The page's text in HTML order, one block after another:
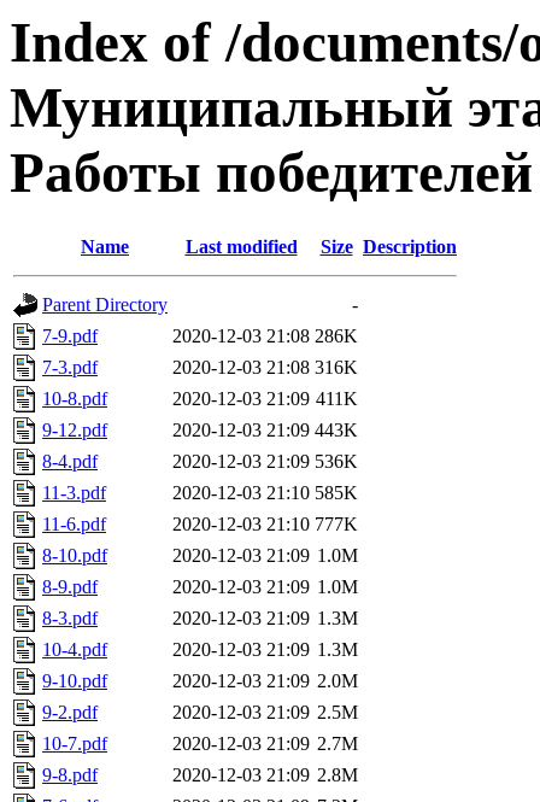
Index of /
Муниципальный
Работы
Name Last modified Size Description
Parent Directory
-
7-9.pdf
2020-12-03 21:08 286K
7-3.pdf
2020-12-03 21:08 316K
10-8.pdf
2020-12-03 21:09 411K
9-12.pdf
2020-12-03 21:09 443K
8-4.pdf
2020-12-03 21:09 536K
11-3.pdf
2020-12-03 21:10 585K
11-6.pdf
2020-12-03 21:10 777K
8-10.pdf
2020-12-03 21:09 1.0M
8-9.pdf
2020-12-03 21:09 1.0M
8-3.pdf
2020-12-03 21:09 1.3M
10-4.pdf
2020-12-03 21:09 1.3M
9-10.pdf
2020-12-03 21:09 2.0M
9-2.pdf
2020-12-03 21:09 2.5M
10-7.pdf
2020-12-03 21:09 2.7M
9-8.pdf
2020-12-03 21:09 2.8M